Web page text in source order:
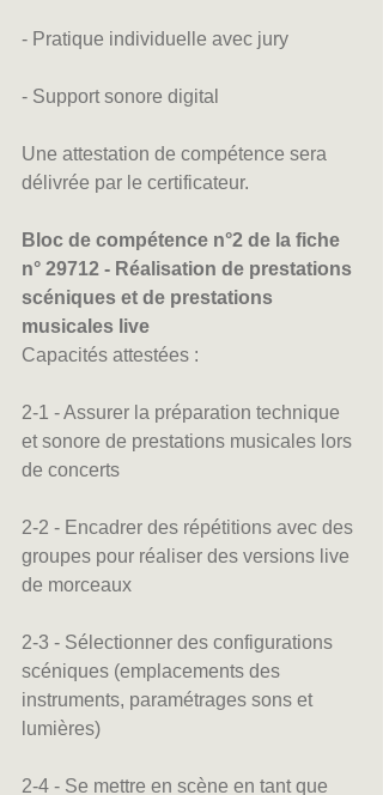
- Pratique individuelle avec jury
- Support sonore digital
Une attestation de compétence sera
délivrée par le certificateur.
Bloc de compétence n°2 de la fiche
n° 29712 - Réalisation de prestations
scéniques et de prestations
musicales live
Capacités attestées :
2-1 - Assurer la préparation technique
et sonore de prestations musicales lors
de concerts
2-2 - Encadrer des répétitions avec des
groupes pour réaliser des versions live
de morceaux
2-3 - Sélectionner des configurations
scéniques (emplacements des
instruments, paramétrages sons et
lumières)
2-4 - Se mettre en scène en tant que